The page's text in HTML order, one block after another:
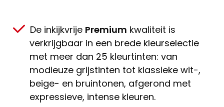
De inkijkvrije Premium kwaliteit is
verkrijgbaar in een brede kleurselectie
met meer dan 25 kleurtinten: van
modieuze grijstinten tot klassieke wit-,
beige- en bruintonen, afgerond met
expressieve, intense kleuren.